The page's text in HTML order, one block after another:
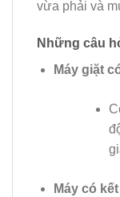
vừa phải và
Những câu
Máy giặt
Máy có